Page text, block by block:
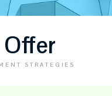
STRATEGIES